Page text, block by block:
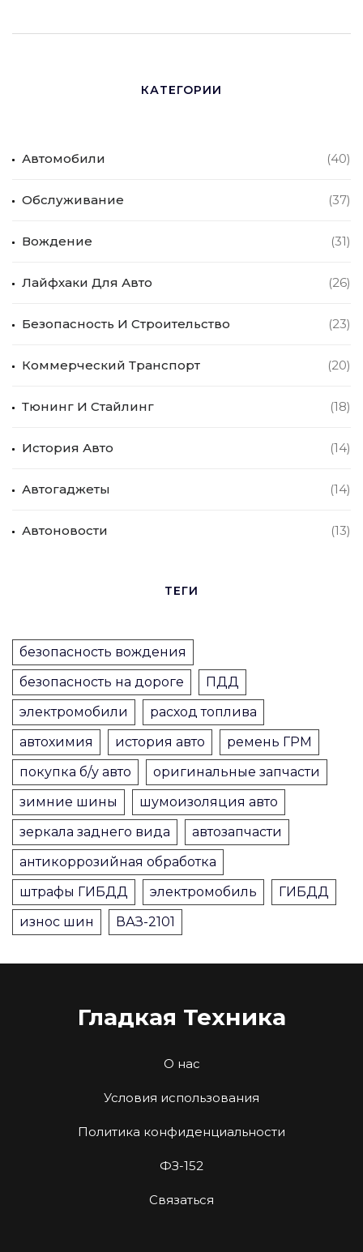
КАТЕГОРИИ
Автомобили (40)
Обслуживание (37)
Вождение (31)
Лайфхаки Для Авто (26)
Безопасность И Строительство (23)
Коммерческий Транспорт (20)
Тюнинг И Стайлинг (18)
История Авто (14)
Автогаджеты (14)
Автоновости (13)
ТЕГИ
безопасность вождения
безопасность на дороге
ПДД
электромобили
расход топлива
автохимия
история авто
ремень ГРМ
покупка б/у авто
оригинальные запчасти
зимние шины
шумоизоляция авто
зеркала заднего вида
автозапчасти
антикоррозийная обработка
штрафы ГИБДД
электромобиль
ГИБДД
износ шин
ВАЗ-2101
Гладкая Техника
О нас
Условия использования
Политика конфиденциальности
ФЗ-152
Связаться